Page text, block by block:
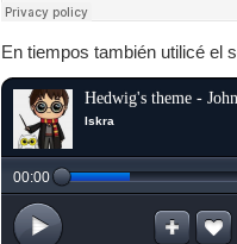
En tiempos también utilicé el